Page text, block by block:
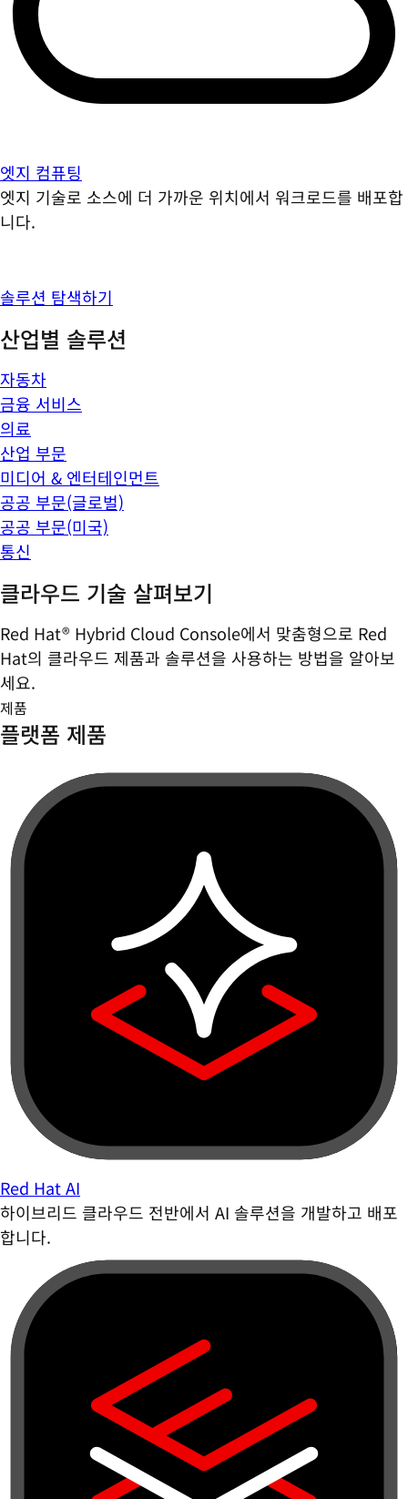
엣지 컴퓨팅
엣지 기술로 소스에 더 가까운 위치에서 워크로드를 배포합
니다.
솔루션 탐색하기
산업별 솔루션
자동차
금융 서비스
의료
산업 부문
미디어 & 엔터테인먼트
공공 부문(글로벌)
공공 부문(미국)
통신
클라우드 기술 살펴보기
Red Hat® Hybrid Cloud Console에서 맞춤형으로 Red
Hat의 클라우드 제품과 솔루션을 사용하는 방법을 알아보
세요.
제품
플랫폼 제품
Red Hat AI
하이브리드 클라우드 전반에서 AI 솔루션을 개발하고 배포
합니다.